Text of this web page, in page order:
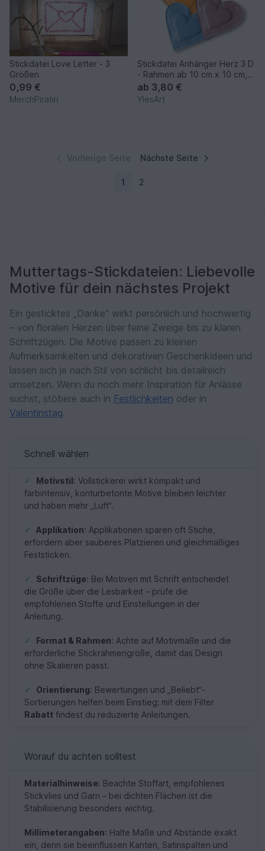
Stickdatei Love Letter - 3
Größen
0,99 €
MerchPiratin
Stickdatei Anhänger Herz 3 D
- Rahmen ab 10 cm x 10 cm,
Schlüsselanhänger
ab 3,80 €
YlesArt
Vorherige Seite Nächste Seite
1 2
Muttertags-Stickdateien: Liebevolle
Motive für dein nächstes Projekt
Ein gesticktes „Danke“ wirkt persönlich und hochwertig
– von floralen Herzen über feine Zweige bis zu klaren
Schriftzügen. Die Motive passen zu kleinen
Aufmerksamkeiten und dekorativen Geschenkideen und
lassen sich je nach Stil von schlicht bis detailreich
umsetzen. Wenn du noch mehr Inspiration für Anlässe
suchst, stöbere auch in Festlichkeiten oder in
Valentinstag.
Schnell wählen
✓ Motivstil: Vollstickerei wirkt kompakt und
farbintensiv, konturbetonte Motive bleiben leichter
und haben mehr „Luft“.
✓ Applikation: Applikationen sparen oft Stiche,
erfordern aber sauberes Platzieren und gleichmäßiges
Feststicken.
✓ Schriftzüge: Bei Motiven mit Schrift entscheidet
die Größe über die Lesbarkeit – prüfe die
empfohlenen Stoffe und Einstellungen in der
Anleitung.
✓ Format & Rahmen: Achte auf Motivmaße und die
erforderliche Stickrahmengröße, damit das Design
ohne Skalieren passt.
✓ Orientierung: Bewertungen und „Beliebt“-
Sortierungen helfen beim Einstieg; mit dem Filter
Rabatt findest du reduzierte Anleitungen.
Worauf du achten solltest
Materialhinweise: Beachte Stoffart, empfohlenes
Stickvlies und Garn – bei dichten Flächen ist die
Stabilisierung besonders wichtig.
Millimeterangaben: Halte Maße und Abstände exakt
ein, denn sie beeinflussen Kanten, Satinspalten und